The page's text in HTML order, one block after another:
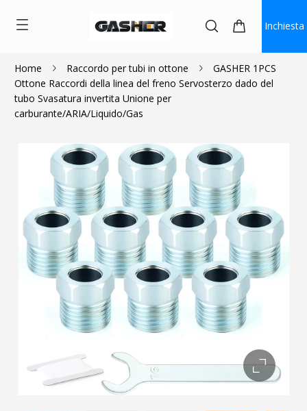
Inchiesta
Home Raccordo per tubi in ottone
GASHER 1PCS
Ottone Raccordi della linea del freno Servosterzo dado del
tubo Svasatura invertita Unione per
carburante/ARIA/Liquido/Gas
$2.00 $1.80